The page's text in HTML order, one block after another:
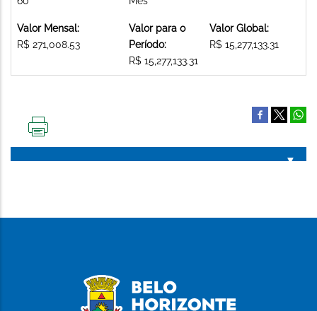
Valor Mensal:
R$ 271,008.53
Valor para o
Período:
R$ 15,277,133.31
Valor Global:
R$ 15,277,133.31
PÁGINA